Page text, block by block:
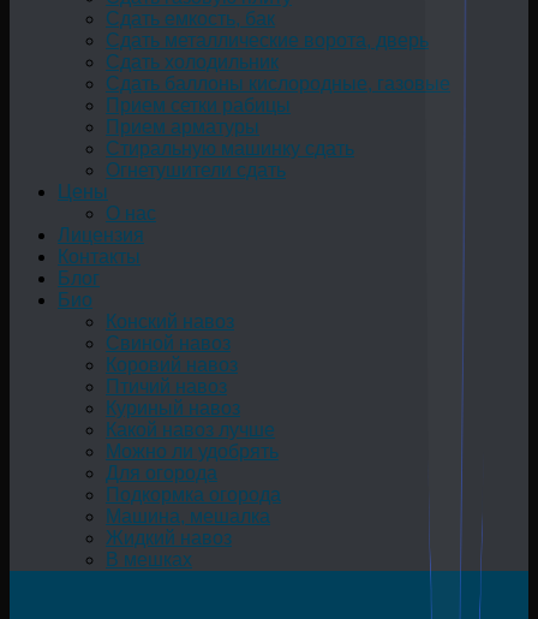
Сдать емкость, бак
Cдать металлические ворота, дверь
Сдать холодильник
Сдать баллоны кислородные, газовые
Прием сетки рабицы
Прием арматуры
Стиральную машинку сдать
Огнетушители сдать
Цены
О нас
Лицензия
Контакты
Блог
Био
Конский навоз
Свиной навоз
Коровий навоз
Птичий навоз
Куриный навоз
Какой навоз лучше
Можно ли удобрять
Для огорода
Подкормка огорода
Машина, мешалка
Жидкий навоз
В мешках